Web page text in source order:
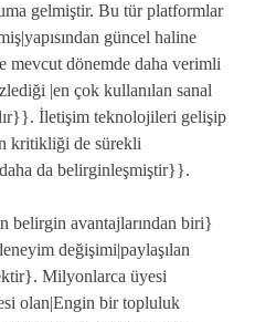
gelmiştir. Bu tür platformlar
güncel haline
mevcut dönemde daha verimli
|en çok kullanılan sanal
İletişim teknolojileri gelişip
kritikliği de sürekli
da belirginleşmiştir}}.
belirgin avantajlarından biri}
değişimi|paylaşılan
Milyonlarca üyesi
olan|Engin bir topluluk